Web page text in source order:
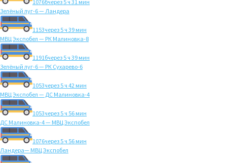
1076бчерез 5 ч 31 мин
Зелёный луг-6 — Ландера
1153через 5 ч 39 мин
МВЦ Экспобел — РК Малиновка-8
1191бчерез 5 ч 39 мин
Зелёный луг-6 — РК Сухарево-6
1053через 5 ч 42 мин
МВЦ Экспобел — ДС Малиновка-4
1053через 5 ч 56 мин
ДС Малиновка-4 — МВЦ Экспобел
1076через 5 ч 56 мин
Ландера— МВЦ Экспобел